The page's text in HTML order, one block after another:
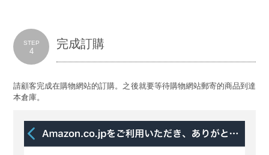
STEP
4
完成訂購
請顧客完成在購物網站的訂購。之後就要等待購物網站郵寄的商品到達
本倉庫。